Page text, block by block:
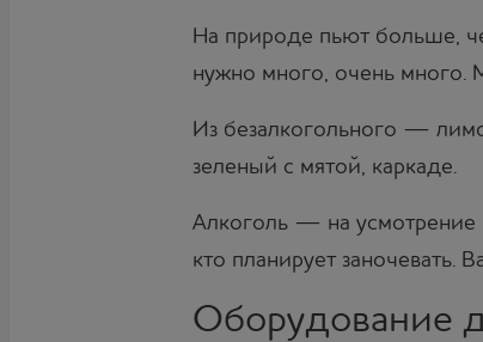
На природе пьют больше,
нужно много, очень много.
Из безалкогольного —
зеленый с мятой, каркаде.
Алкоголь — на
кто планирует заночевать.
Оборудование